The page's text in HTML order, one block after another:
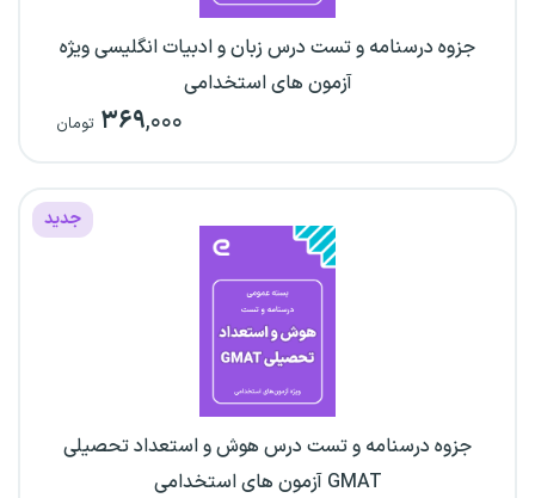
جزوه درسنامه و تست درس زبان و ادبیات انگلیسی ویژه
آزمون های استخدامی
۳۶۹,۰۰۰ تومان
جدید
جزوه درسنامه و تست درس هوش و استعداد تحصیلی
GMAT آزمون های استخدامی